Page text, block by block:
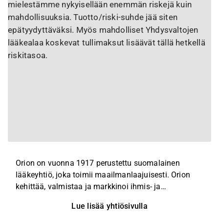
mielestämme nykyisellään enemmän riskejä kuin
mahdollisuuksia. Tuotto/riski-suhde jää siten
epätyydyttäväksi. Myös mahdolliset Yhdysvaltojen
lääkealaa koskevat tullimaksut lisäävät tällä hetkellä
riskitasoa.
Orion on vuonna 1917 perustettu suomalainen
lääkeyhtiö, joka toimii maailmanlaajuisesti. Orion
kehittää, valmistaa ja markkinoi ihmis- ja
Orionin lääketutkimuksen ydinterapia-alueita ovat
Lue lisää yhtiösivulla